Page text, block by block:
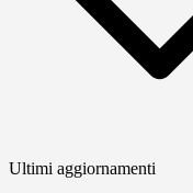
Ultimi aggiornamenti